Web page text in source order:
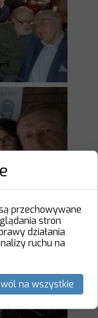
przechowywane
stron
działania
ruchu na
na wszystkie